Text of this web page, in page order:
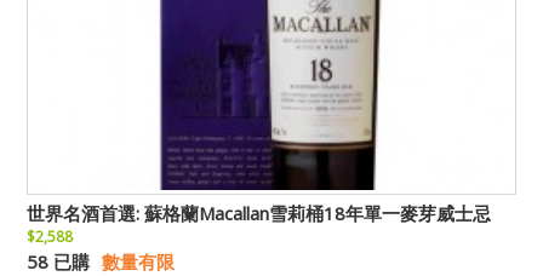
世界名酒首選: 蘇格蘭Macallan雪莉桶18年單一麥芽威士忌
$2,588
58 已購 數量有限